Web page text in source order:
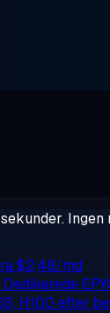
$2,48/md
Dedikerede
H100 efter